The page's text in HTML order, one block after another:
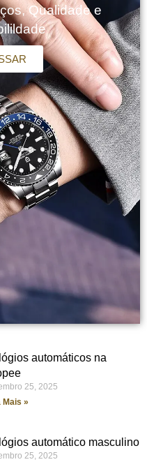
Qualidade e
automáticos na
25, 2025
Mais »
automático masculino
25, 2025